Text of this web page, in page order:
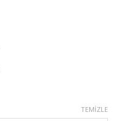
TEMIZLE